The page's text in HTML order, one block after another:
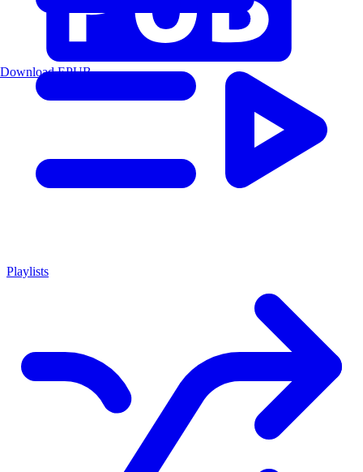
Playlists
Download EPUB